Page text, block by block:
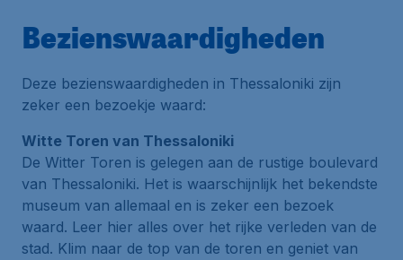
Bezienswaardigheden
Deze bezienswaardigheden in Thessaloniki zijn
zeker een bezoekje waard:
Witte Toren van Thessaloniki
De Witter Toren is gelegen aan de rustige boulevard
van Thessaloniki. Het is waarschijnlijk het bekendste
museum van allemaal en is zeker een bezoek
waard. Leer hier alles over het rijke verleden van de
stad. Klim naar de top van de toren en geniet van